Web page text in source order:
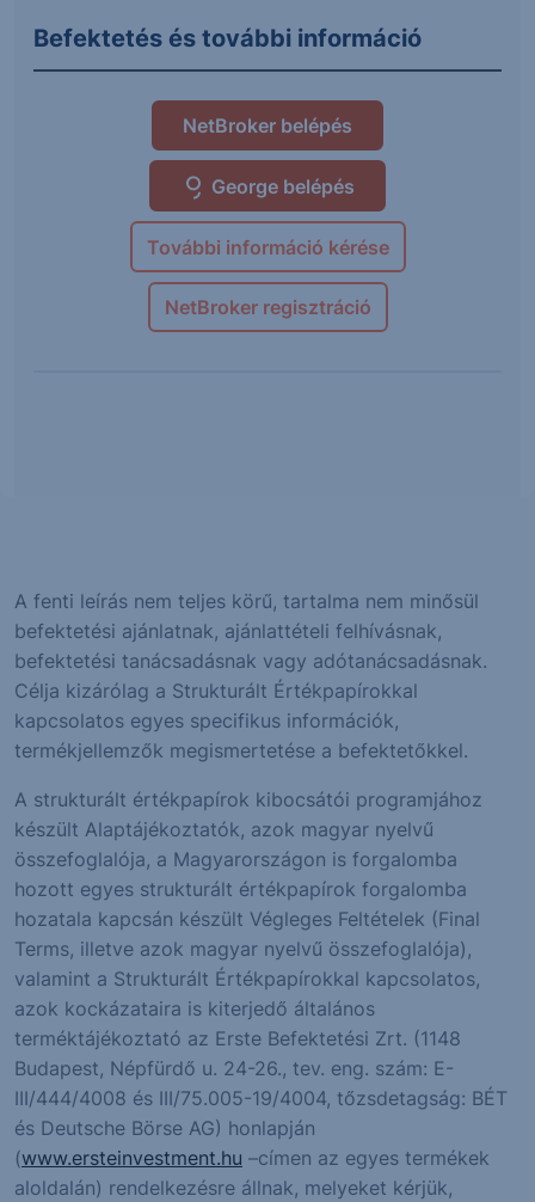
Befektetés és további információ
NetBroker belépés
George belépés
További információ kérése
NetBroker regisztráció
A fenti leírás nem teljes körű, tartalma nem minősül
befektetési ajánlatnak, ajánlattételi felhívásnak,
befektetési tanácsadásnak vagy adótanácsadásnak.
Célja kizárólag a Strukturált Értékpapírokkal
kapcsolatos egyes specifikus információk,
termékjellemzők megismertetése a befektetőkkel.
A strukturált értékpapírok kibocsátói programjához
készült Alaptájékoztatók, azok magyar nyelvű
összefoglalója, a Magyarországon is forgalomba
hozott egyes strukturált értékpapírok forgalomba
hozatala kapcsán készült Végleges Feltételek (Final
Terms, illetve azok magyar nyelvű összefoglalója),
valamint a Strukturált Értékpapírokkal kapcsolatos,
azok kockázataira is kiterjedő általános
terméktájékoztató az Erste Befektetési Zrt. (1148
Budapest, Népfürdő u. 24-26., tev. eng. szám: E-
III/444/4008 és III/75.005-19/4004, tőzsdetagság: BÉT
és Deutsche Börse AG) honlapján
(www.ersteinvestment.hu –címen az egyes termékek
aloldalán) rendelkezésre állnak, melyeket kérjük,